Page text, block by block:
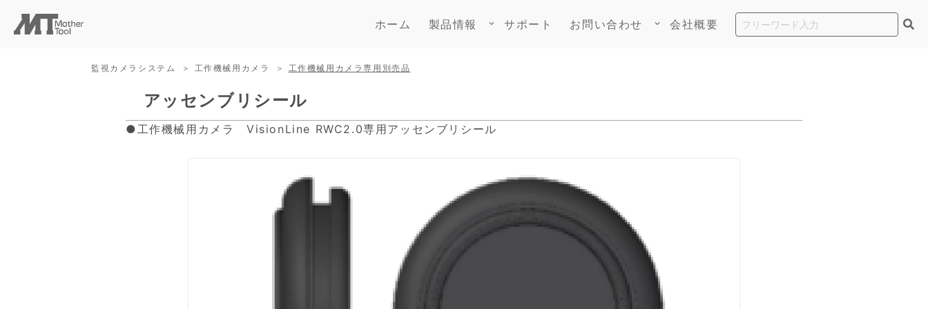
ホーム 製品情報 keyboard_arrow_down サポート お問い合わせ keyboard_arrow_down 会社概要
監視カメラシステム 工作機械用カメラ 工作機械用カメラ専用別売品
アッセンブリシール
●工作機械用カメラ VisionLine RWC2.0専用アッセンブリシール